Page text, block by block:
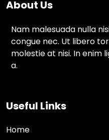
About Us
Nam malesuada nulla
congue nec. Ut libero
molestie at nisi. In enim
a.
Useful Links
Home